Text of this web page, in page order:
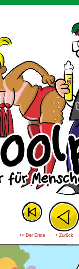
<< Der Erste < Zurück